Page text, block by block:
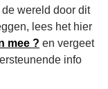
wereld door dit
lees het hier
mee ? en vergeet
info